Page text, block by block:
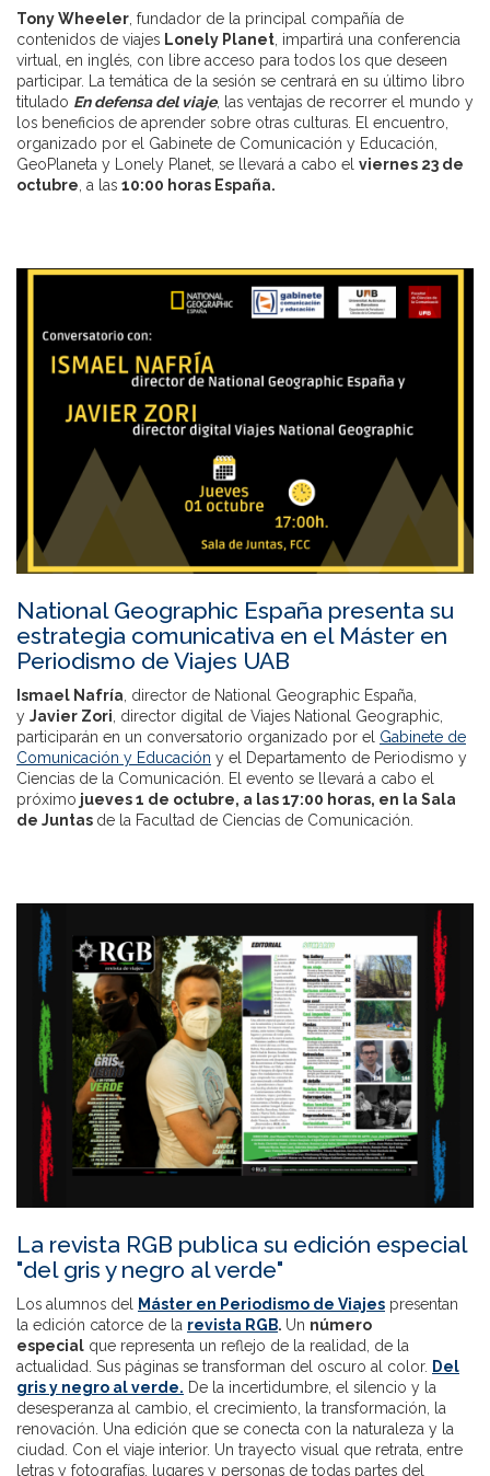
Tony Wheeler, fundador de la principal compañía de
contenidos de viajes Lonely Planet, impartirá una conferencia
virtual, en inglés, con libre acceso para todos los que deseen
participar. La temática de la sesión se centrará en su último libro
titulado En defensa del viaje, las ventajas de recorrer el mundo y
los beneficios de aprender sobre otras culturas. El encuentro,
organizado por el Gabinete de Comunicación y Educación,
GeoPlaneta y Lonely Planet, se llevará a cabo el viernes 23 de
octubre, a las 10:00 horas España.
National Geographic España presenta su
estrategia comunicativa en el Máster en
Periodismo de Viajes UAB
Ismael Nafría , director de National Geographic España,
y Javier Zori , director digital de Viajes National Geographic,
participarán en un conversatorio organizado por el Gabinete de
Comunicación y Educación y el Departamento de Periodismo y
Ciencias de la Comunicación. El evento se llevará a cabo el
próximo jueves 1 de octubre, a las 17:00 horas, en la Sala
de Juntas de la Facultad de Ciencias de Comunicación.
La revista RGB publica su edición especial
"del gris y negro al verde"
Los alumnos del Máster en Periodismo de Viajes presentan
la edición catorce de la revista RGB. Un número
especial que representa un reflejo de la realidad, de la
actualidad. Sus páginas se transforman del oscuro al color. Del
gris y negro al verde. De la incertidumbre, el silencio y la
desesperanza al cambio, el crecimiento, la transformación, la
renovación. Una edición que se conecta con la naturaleza y la
ciudad. Con el viaje interior. Un trayecto visual que retrata, entre
letras y fotografías, lugares y personas de todas partes del